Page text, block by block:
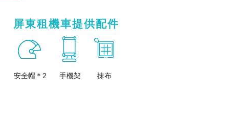
推薦、dcard、ptt、共享機車、價格、機車、租乙、租汽車、租車、費用、潮州、出租、多少
共享機車ptt、屏東火車站租機車dcard、屏東租機車、屏東租汽車、潮州火車站租機車價格、屏東共享機
車、潮州火車站租機車價格、屏東共享機車、屏東火車站機車出租、屏東租機車費用ㄒ屏東火車站租機車
屏東租機車提供配件
​安全帽＊2 手機架 抹布